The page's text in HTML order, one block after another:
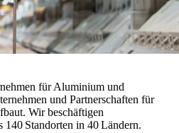
für Aluminium und
und Partnerschaften für
Wir beschäftigen
140 Standorten in 40 Ländern.